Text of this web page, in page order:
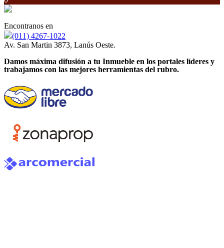
Encontranos en
(011) 4267-1022
Av. San Martin 3873, Lanús Oeste.
Damos máxima difusión a tu Inmueble en los portales líderes y
trabajamos con las mejores herramientas del rubro.